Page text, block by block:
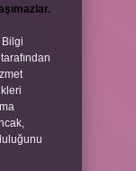
Bilgi